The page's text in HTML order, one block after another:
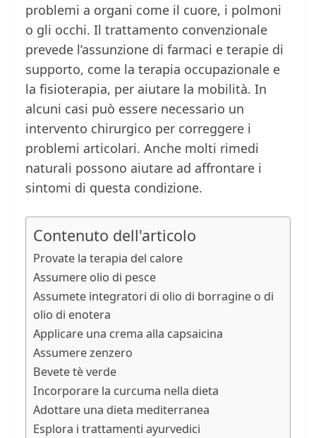
problemi a organi come il cuore, i polmoni
o gli occhi. Il trattamento convenzionale
prevede l’assunzione di farmaci e terapie di
supporto, come la terapia occupazionale e
la fisioterapia, per aiutare la mobilità. In
alcuni casi può essere necessario un
intervento chirurgico per correggere i
problemi articolari. Anche molti rimedi
naturali possono aiutare ad affrontare i
sintomi di questa condizione.
Contenuto dell'articolo
Provate la terapia del calore
Assumere olio di pesce
Assumete integratori di olio di borragine o di
olio di enotera
Applicare una crema alla capsaicina
Assumere zenzero
Bevete tè verde
Incorporare la curcuma nella dieta
Adottare una dieta mediterranea
Esplora i trattamenti ayurvedici